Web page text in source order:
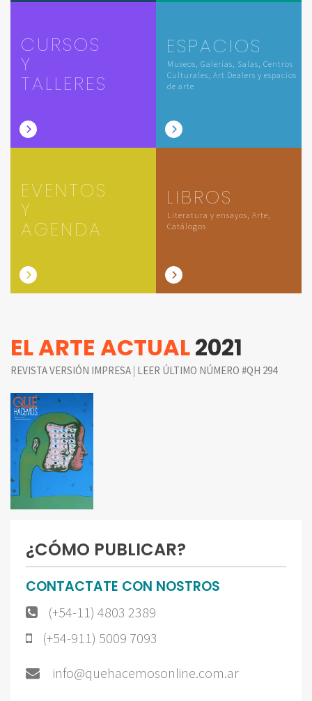
CURSOS
Y
TALLERES
ESPACIOS
Museos, Galerías, Salas, Centros
Culturales, Art Dealers y espacios
de arte
EVENTOS
Y
AGENDA
LIBROS
Literatura y ensayos, Arte,
Catálogos
EL ARTE ACTUAL2021
REVISTA VERSIÓN IMPRESA | LEER ÚLTIMO NÚMERO #QH 294
¿CÓMO PUBLICAR?
CONTACTATE CON NOSTROS
(+54-11) 4803 2389
(+54-911) 5009 7093
info@quehacemosonline.com.ar